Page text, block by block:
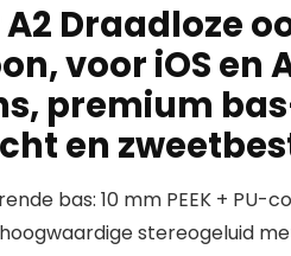
A2 Draadloze
voor iOS en
premium
en
bas: 10 mm PEEK + PU-
stereogeluid